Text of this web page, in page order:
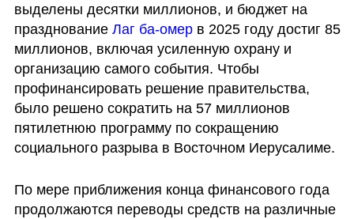
выделены десятки миллионов, и бюджет на
празднование Лаг ба-омер в 2025 году достиг 85
миллионов, включая усиленную охрану и
организацию самого события. Чтобы
профинансировать решение правительства,
было решено сократить на 57 миллионов
пятилетнюю программу по сокращению
социального разрыва в Восточном Иерусалиме.
По мере приближения конца финансового года
продолжаются переводы средств на различные